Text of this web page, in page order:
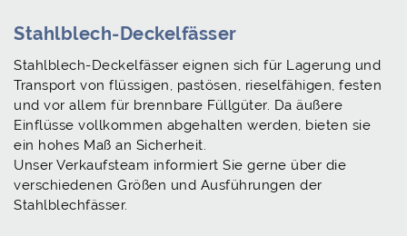
Stahlblech-Deckelfässer
Stahlblech-Deckelfässer eignen sich für Lagerung und
Transport von flüssigen, pastösen, rieselfähigen, festen
und vor allem für brennbare Füllgüter. Da äußere
Einflüsse vollkommen abgehalten werden, bieten sie
ein hohes Maß an Sicherheit.
Unser Verkaufsteam informiert Sie gerne über die
verschiedenen Größen und Ausführungen der
Stahlblechfässer.